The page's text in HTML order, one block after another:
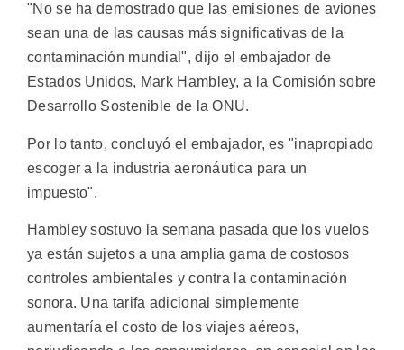
"No se ha demostrado que las emisiones de aviones
sean una de las causas más significativas de la
contaminación mundial", dijo el embajador de
Estados Unidos, Mark Hambley, a la Comisión sobre
Desarrollo Sostenible de la ONU.
Por lo tanto, concluyó el embajador, es "inapropiado
escoger a la industria aeronáutica para un
impuesto".
Hambley sostuvo la semana pasada que los vuelos
ya están sujetos a una amplia gama de costosos
controles ambientales y contra la contaminación
sonora. Una tarifa adicional simplemente
aumentaría el costo de los viajes aéreos,